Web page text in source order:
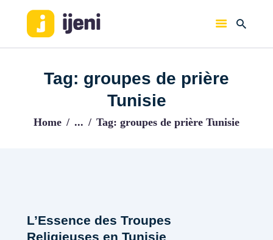
Tag: groupes de prière
Tunisie
Home ... Tag: groupes de prière Tunisie
L’Essence des Troupes
Religieuses en Tunisie